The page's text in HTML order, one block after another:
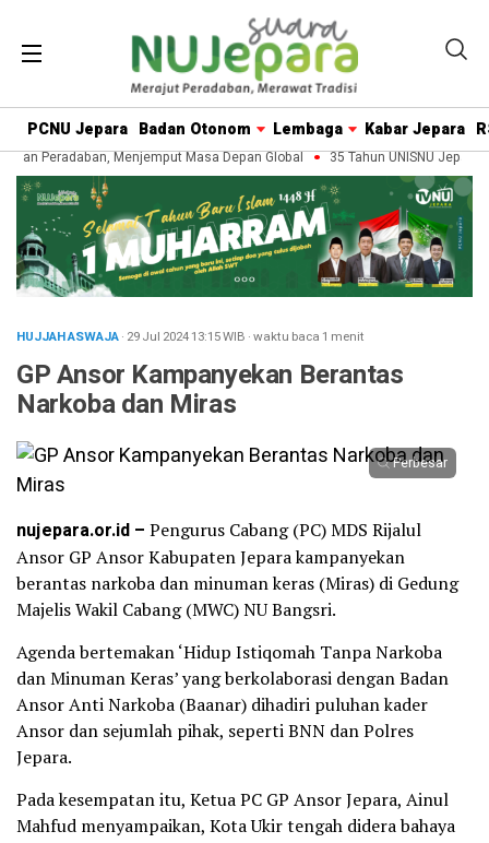
PCNU Jepara Badan Otonom Lembaga Kabar Jepara
Peradaban, Menjemput Masa Depan Global 35 Tahun UNISNU Jepara:
HUJJAH ASWAJA· 29 Jul 202413:15WIB ·waktu baca 1 menit
GP Ansor Kampanyekan Berantas
Narkoba dan Miras
Perbesar
nujepara.or.id – Pengurus Cabang (PC) MDS Rijalul
Ansor GP Ansor Kabupaten Jepara kampanyekan
berantas narkoba dan minuman keras (Miras) di Gedung
Majelis Wakil Cabang (MWC) NU Bangsri.
Agenda bertemakan ‘Hidup Istiqomah Tanpa Narkoba
dan Minuman Keras’ yang berkolaborasi dengan Badan
Ansor Anti Narkoba (Baanar) dihadiri puluhan kader
Ansor dan sejumlah pihak, seperti BNN dan Polres
Jepara.
Pada kesempatan itu, Ketua PC GP Ansor Jepara, Ainul
Mahfud menyampaikan, Kota Ukir tengah didera bahaya